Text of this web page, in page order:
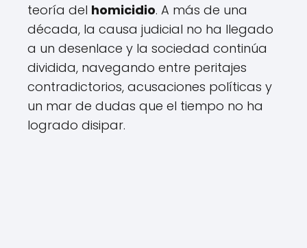
teoría del homicidio. A más de una
década, la causa judicial no ha llegado
a un desenlace y la sociedad continúa
dividida, navegando entre peritajes
contradictorios, acusaciones políticas y
un mar de dudas que el tiempo no ha
logrado disipar.